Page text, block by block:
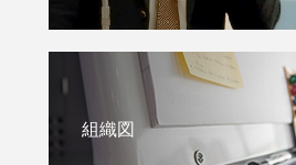
組織図